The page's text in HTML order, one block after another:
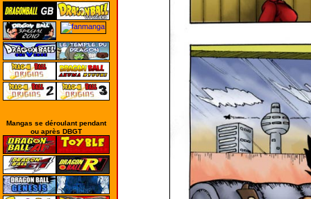
Mangas se déroulant pendant
ou après DBGT